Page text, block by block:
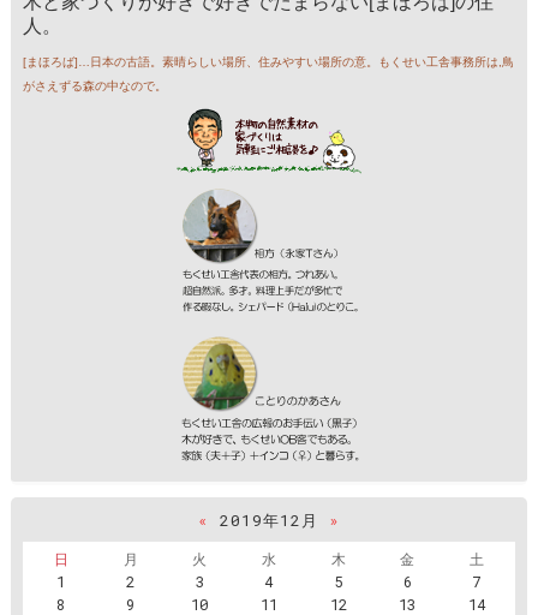
人。
[まほろば]…日本の古語。素晴らしい場所、住みやすい場所の意。もくせい工舎事務所は,鳥
がさえずる森の中なので。
« 2019年12月
»
日
月 火 水 木 金
土
1
2 3 4 5 6
7
8
9 10 11 12 13
14